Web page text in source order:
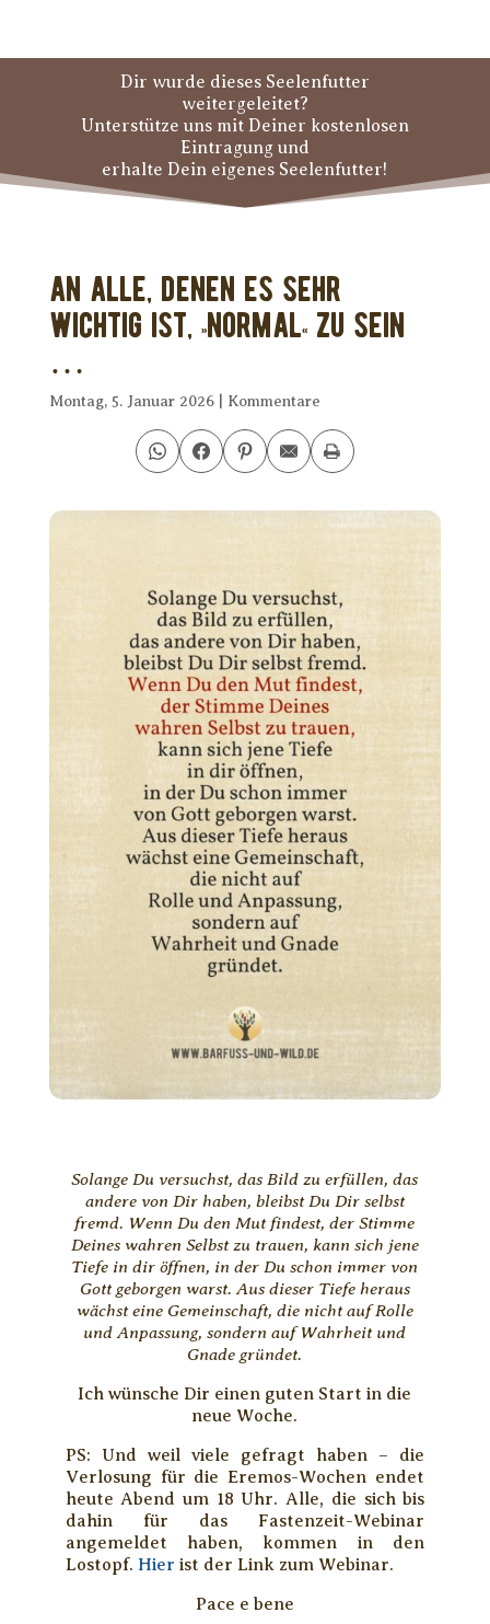
Dir wurde dieses Seelenfutter
weitergeleitet?
Unterstütze uns mit Deiner kostenlosen
Eintragung und
erhalte Dein eigenes Seelenfutter!
An alle, denen es sehr
wichtig ist, »normal« zu sein
…
Montag, 5. Januar 2026| Kommentare
Solange Du versuchst, das Bild zu erfüllen, das
andere von Dir haben, bleibst Du Dir selbst
fremd. Wenn Du den Mut findest, der Stimme
Deines wahren Selbst zu trauen, kann sich jene
Tiefe in dir öffnen, in der Du schon immer von
Gott geborgen warst. Aus dieser Tiefe heraus
wächst eine Gemeinschaft, die nicht auf Rolle
und Anpassung, sondern auf Wahrheit und
Gnade gründet.
Ich wünsche Dir einen guten Start in die
neue Woche.
PS: Und weil viele gefragt haben – die
Verlosung für die Eremos-Wochen endet
heute Abend um 18 Uhr. Alle, die sich bis
dahin für das Fastenzeit-Webinar
angemeldet haben, kommen in den
Lostopf. Hier ist der Link zum Webinar.
Pace e bene